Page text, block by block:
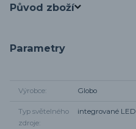
Původ zboží
Parametry
Výrobce Globo
Typ světelného
zdroje
integrované LED